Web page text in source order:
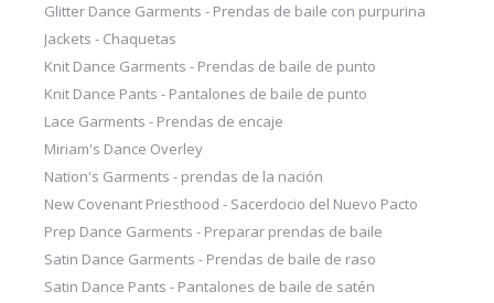
Glitter Dance Garments - Prendas de baile con purpurina
Jackets - Chaquetas
Knit Dance Garments - Prendas de baile de punto
Knit Dance Pants - Pantalones de baile de punto
Lace Garments - Prendas de encaje
Miriam's Dance Overley
Nation's Garments - prendas de la nación
New Covenant Priesthood - Sacerdocio del Nuevo Pacto
Prep Dance Garments - Preparar prendas de baile
Satin Dance Garments - Prendas de baile de raso
Satin Dance Pants - Pantalones de baile de satén